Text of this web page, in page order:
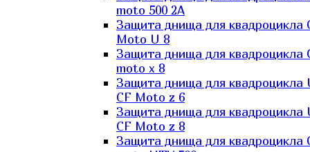
moto 500 2A
Защита днища для квадроцикла
Moto U 8
Защита днища для квадроцикла
moto x 8
Защита днища для квадроцикла
CF Moto z 6
Защита днища для квадроцикла
CF Moto z 8
Защита днища для квадроцикла